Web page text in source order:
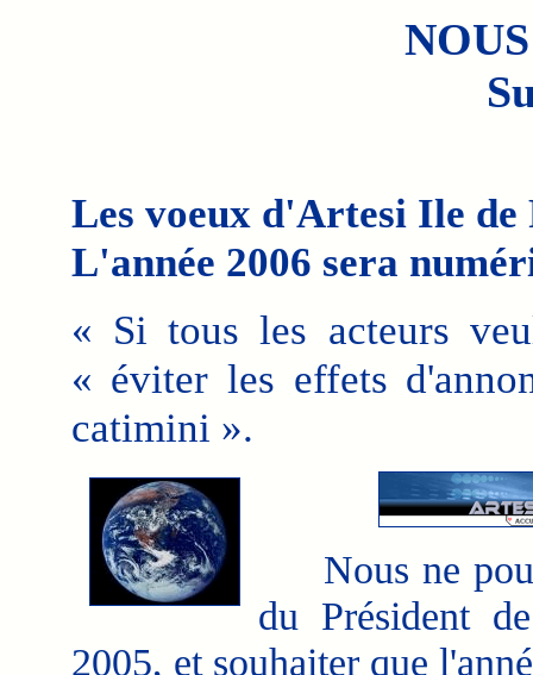
Les voeux d'Artesi Ile de
L'année 2006 sera
« Si tous les acteurs
« éviter les effets
catimini ».
Nous ne
du Président
2005, et souhaiter que